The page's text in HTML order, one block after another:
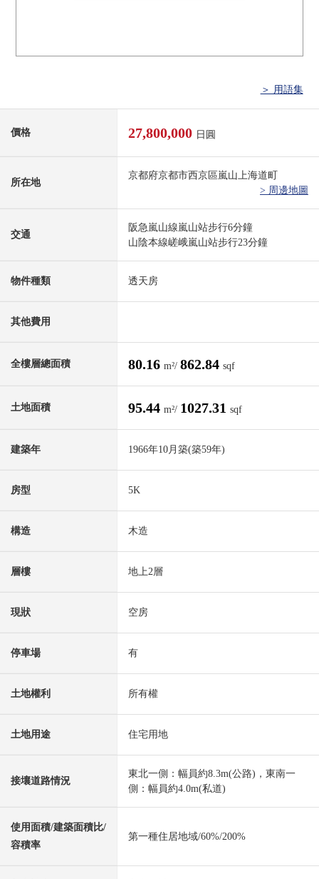
＞ 用語集
價格 27,800,000 日圓
所在地
京都府京都市西京區嵐山上海道町
> 周邊地圖
交通
阪急嵐山線嵐山站步行6分鐘
山陰本線嵯峨嵐山站步行23分鐘
物件種類 透天房
其他費用
全樓層總面積 80.16 m²/ 862.84 sqf
土地面積 95.44 m²/ 1027.31 sqf
建築年 1966年10月築(築59年)
房型 5K
構造 木造
層樓 地上2層
現狀 空房
停車場 有
土地權利 所有權
土地用途 住宅用地
接壤道路情況
東北一側：幅員約8.3m(公路)，東南一
側：幅員約4.0m(私道)
使用面積/建築面積比/
容積率
第一種住居地域/60%/200%